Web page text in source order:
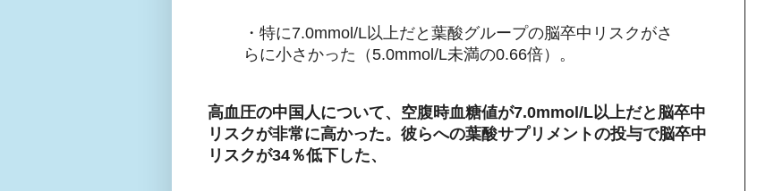
・特に7.0mmol/L以上だと葉酸グループの脳卒中リスクがさ
らに小さかった（5.0mmol/L未満の0.66倍）。
高血圧の中国人について、空腹時血糖値が7.0mmol/L以上だと脳卒中
リスクが非常に高かった。彼らへの葉酸サプリメントの投与で脳卒中
リスクが34％低下した、